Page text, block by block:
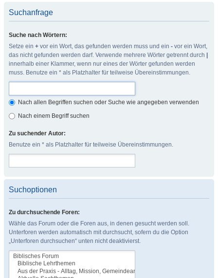
Suchanfrage
Suche nach Wörtern:
Setze ein + vor ein Wort, das gefunden werden muss und ein - vor ein Wort,
das nicht gefunden werden darf. Verwende mehrere Wörter getrennt durch
innerhalb einer Klammer, wenn nur eines der Wörter gefunden werden
muss. Benutze ein * als Platzhalter für teilweise Übereinstimmungen.
Nach allen Begriffen suchen oder Suche wie angegeben verwenden
Nach einem Begriff suchen
Zu suchender Autor:
Benutze ein * als Platzhalter für teilweise Übereinstimmungen.
Suchoptionen
Zu durchsuchende Foren:
Wähle das Forum oder die Foren aus, in denen gesucht werden soll.
Unterforen werden automatisch mit durchsucht, sofern du die Option
„Unterforen durchsuchen“ unten nicht deaktivierst.